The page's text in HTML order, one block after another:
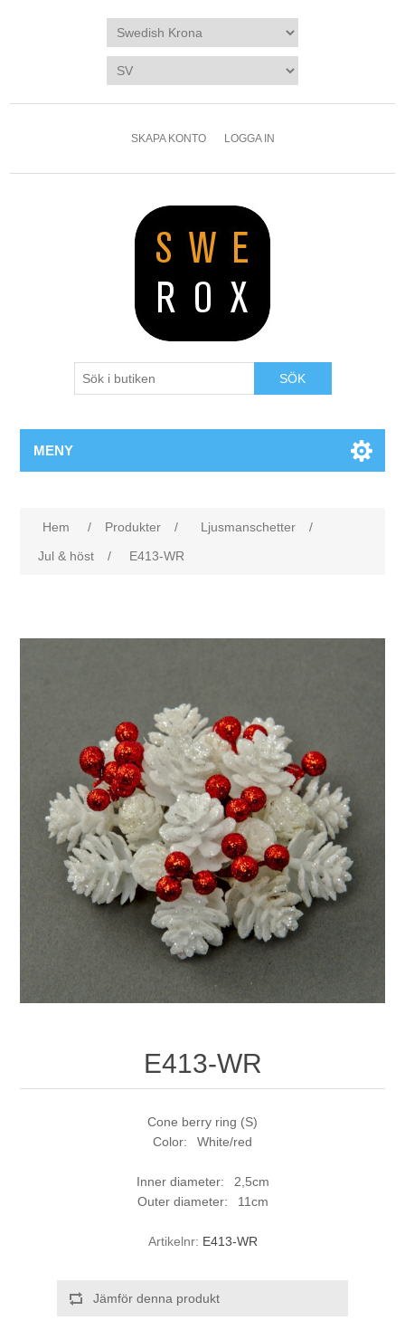
SKAPA KONTO LOGGA IN
SÖK
MENY
Hem / Produkter / Ljusmanschetter
/
Jul & höst
/ E413-WR
E413-WR
Cone berry ring (S)
Color: White/red
Inner diameter: 2,5cm
Outer diameter: 11cm
Artikelnr: E413-WR
Jämför denna produkt